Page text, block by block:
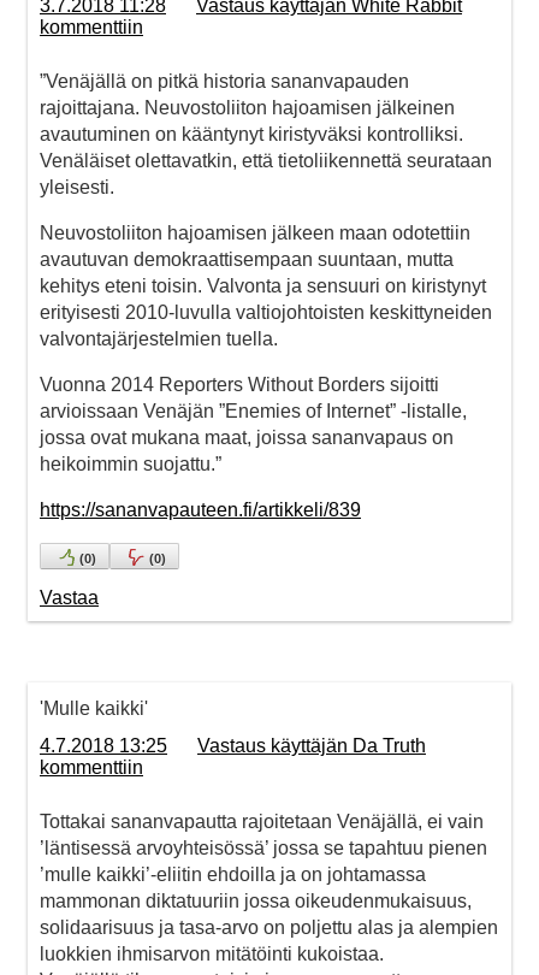
3.7.2018 11:28
Vastaus käyttäjän White Rabbit
kommenttiin
”Venäjällä on pitkä historia sananvapauden
rajoittajana. Neuvostoliiton hajoamisen jälkeinen
avautuminen on kääntynyt kiristyväksi kontrolliksi.
Venäläiset olettavatkin, että tietoliikennettä seurataan
yleisesti.
Neuvostoliiton hajoamisen jälkeen maan odotettiin
avautuvan demokraattisempaan suuntaan, mutta
kehitys eteni toisin. Valvonta ja sensuuri on kiristynyt
erityisesti 2010-luvulla valtiojohtoisten keskittyneiden
valvontajärjestelmien tuella.
Vuonna 2014 Reporters Without Borders sijoitti
arvioissaan Venäjän ”Enemies of Internet” -listalle,
jossa ovat mukana maat, joissa sananvapaus on
heikoimmin suojattu.”
https://sananvapauteen.fi/artikkeli/839
(0) (0)
Vastaa
'Mulle kaikki'
4.7.2018 13:25
Vastaus käyttäjän Da Truth
kommenttiin
Tottakai sananvapautta rajoitetaan Venäjällä, ei vain
’läntisessä arvoyhteisössä’ jossa se tapahtuu pienen
’mulle kaikki’-eliitin ehdoilla ja on johtamassa
mammonan diktatuuriin jossa oikeudenmukaisuus,
solidaarisuus ja tasa-arvo on poljettu alas ja alempien
luokkien ihmisarvon mitätöinti kukoistaa.